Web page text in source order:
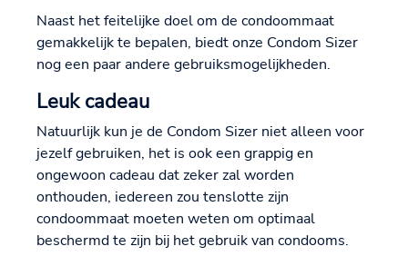
Naast het feitelijke doel om de condoommaat
gemakkelijk te bepalen, biedt onze Condom Sizer
nog een paar andere gebruiksmogelijkheden.
Leuk cadeau
Natuurlijk kun je de Condom Sizer niet alleen voor
jezelf gebruiken, het is ook een grappig en
ongewoon cadeau dat zeker zal worden
onthouden, iedereen zou tenslotte zijn
condoommaat moeten weten om optimaal
beschermd te zijn bij het gebruik van condooms.